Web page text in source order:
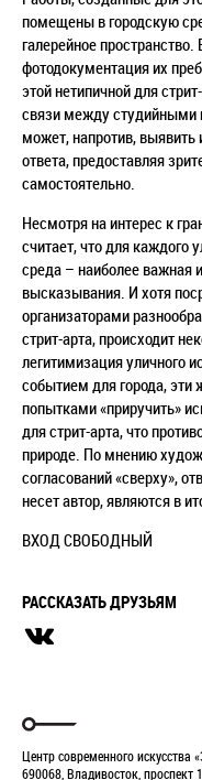
помещены в городскую
галерейное
фотодокументация их
этой нетипичной для
связи между студийными
может, напротив, выявить
ответа, предоставляя
самостоятельно.
Несмотря на интерес к
считает, что для каждого
среда – наиболее важная
высказывания. И хотя
организаторами
стрит-арта, происходит
легитимизация уличного
событием для города, эти
попытками «приручить»
для стрит-арта, что
природе. По мнению
согласований «сверху»,
несет автор, являются в
ВХОД СВОБОДНЫЙ
РАССКАЗАТЬ ДРУЗЬЯМ
Центр современного искусства
690068, Владивосток, проспект